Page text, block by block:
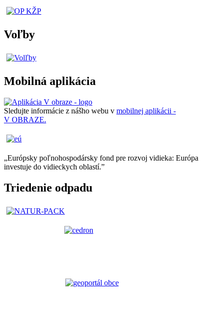
Voľby
Mobilná aplikácia
Sledujte informácie z nášho webu v mobilnej aplikácii -
V OBRAZE.
„Európsky poľnohospodársky fond pre rozvoj vidieka: Európa
investuje do vidieckych oblastí.”
Triedenie odpadu